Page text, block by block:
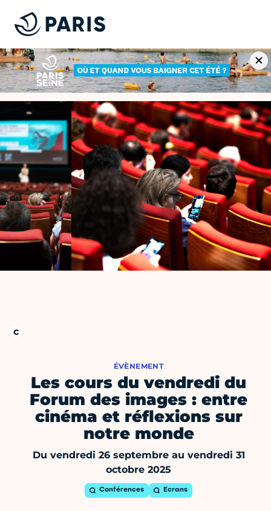
ÉVÈNEMENT
Les cours du vendredi du
Forum des images : entre
cinéma et réflexions sur
notre monde
Du vendredi 26 septembre au vendredi 31
octobre 2025
Conférences Ecrans